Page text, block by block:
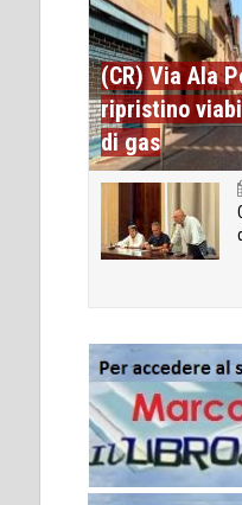
(CR) Via Ala
ripristino
di gas